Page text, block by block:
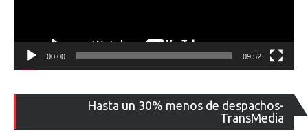
00:00 09:52
Hasta un 30% menos de despachos-
TransMedia
de